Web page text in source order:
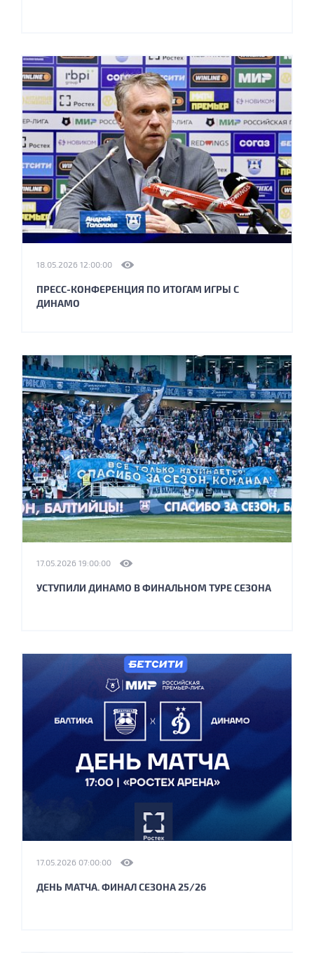
18.05.2026 12:00:00
ПРЕСС-КОНФЕРЕНЦИЯ ПО ИТОГАМ ИГРЫ С
ДИНАМО
17.05.2026 19:00:00
УСТУПИЛИ ДИНАМО В ФИНАЛЬНОМ ТУРЕ СЕЗОНА
17.05.2026 07:00:00
ДЕНЬ МАТЧА. ФИНАЛ СЕЗОНА 25/26